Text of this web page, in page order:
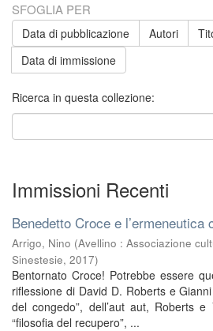
SFOGLIA PER
Data di pubblicazione Autori
Data di immissione
Ricerca in questa collezione:
Immissioni Recenti
Benedetto Croce e l’ermeneutica
Arrigo, Nino (Avellino : Associazione
Sinestesie, 2017)
Bentornato Croce! Potrebbe essere
riflessione di David D. Roberts e
del congedo”, dell’aut aut, Roberts
“filosofia del recupero”, ...